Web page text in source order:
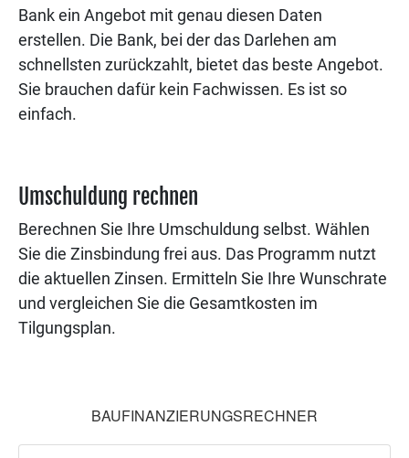
Bank ein Angebot mit genau diesen Daten
erstellen. Die Bank, bei der das Darlehen am
schnellsten zurückzahlt, bietet das beste Angebot.
Sie brauchen dafür kein Fachwissen. Es ist so
einfach.
Umschuldung rechnen
Berechnen Sie Ihre Umschuldung selbst. Wählen
Sie die Zinsbindung frei aus. Das Programm nutzt
die aktuellen Zinsen. Ermitteln Sie Ihre Wunschrate
und vergleichen Sie die Gesamtkosten im
Tilgungsplan.